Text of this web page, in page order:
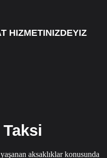
aksaklıklar konusunda